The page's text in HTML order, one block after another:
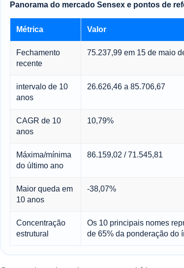
Panorama do mercado Sensex e pontos de
Métrica Valor
Fechamento
recente
75.237,99 em 15 de maio
intervalo de 10
anos
26.626,46 a 85.706,67
CAGR de 10
anos
10,79%
Máxima/mínima
do último ano
86.159,02 / 71.545,81
Maior queda em
10 anos
-38,07%
Concentração
estrutural
Os 10 principais nomes
de 65% da ponderação do